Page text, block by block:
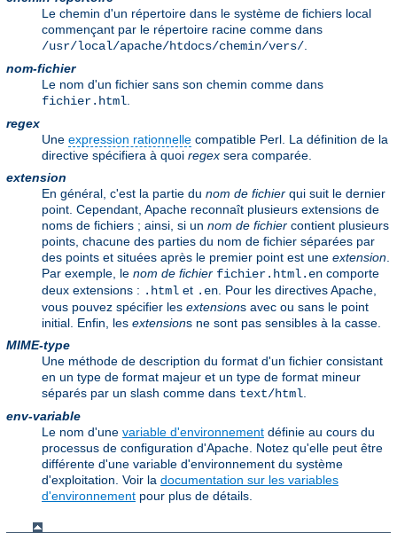
Le chemin d'un répertoire dans le système de fichiers local
commençant par le répertoire racine comme dans
/usr/local/apache/htdocs/chemin/vers/.
nom-fichier
Le nom d'un fichier sans son chemin comme dans
fichier.html.
regex
Une expression rationnelle compatible Perl. La définition de la
directive spécifiera à quoi regex sera comparée.
extension
En général, c'est la partie du nom de fichier qui suit le dernier
point. Cependant, Apache reconnaît plusieurs extensions de
noms de fichiers ; ainsi, si un nom de fichier contient plusieurs
points, chacune des parties du nom de fichier séparées par
des points et situées après le premier point est une extension.
Par exemple, le nom de fichier fichier.html.en comporte
deux extensions : .html et .en. Pour les directives Apache,
vous pouvez spécifier les extensions avec ou sans le point
initial. Enfin, les extensions ne sont pas sensibles à la casse.
MIME-type
Une méthode de description du format d'un fichier consistant
en un type de format majeur et un type de format mineur
séparés par un slash comme dans text/html.
env-variable
Le nom d'une variable d'environnement définie au cours du
processus de configuration d'Apache. Notez qu'elle peut être
différente d'une variable d'environnement du système
d'exploitation. Voir la documentation sur les variables
d'environnement pour plus de détails.